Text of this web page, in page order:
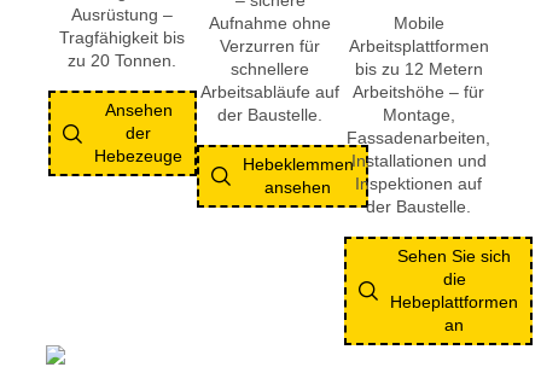
Ausrüstung –
Tragfähigkeit bis
zu 20 Tonnen.
Ansehen
der
Hebezeuge
Aufnahme ohne
Verzurren für
schnellere
Arbeitsabläufe auf
der Baustelle.
Hebeklemmen
ansehen
Mobile
Arbeitsplattformen
bis zu 12 Metern
Arbeitshöhe – für
Montage,
Fassadenarbeiten,
Installationen und
Inspektionen auf
der Baustelle.
Sehen Sie sich
die
Hebeplattformen
an